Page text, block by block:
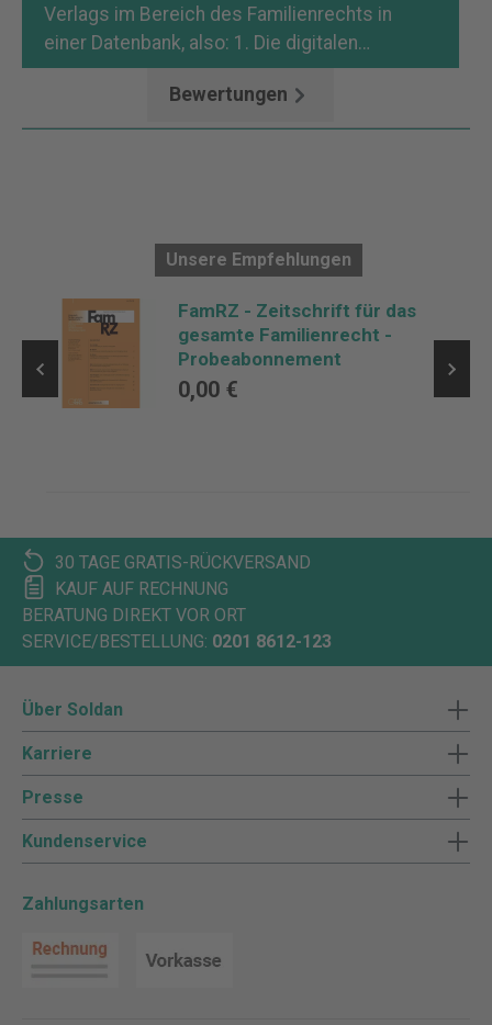
Verlags im Bereich des Familienrechts in
einer Datenbank, also: 1. Die digitalen…
Bewertungen
Unsere Empfehlungen
FamRZ - Zeitschrift für das
gesamte Familienrecht -
Probeabonnement
0,00 €
30 TAGE GRATIS-RÜCKVERSAND
KAUF AUF RECHNUNG
BERATUNG DIREKT VOR ORT
SERVICE/BESTELLUNG: 0201 8612-123
Über Soldan
Karriere
Presse
Kundenservice
Zahlungsarten